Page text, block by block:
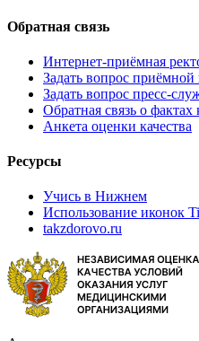
Обратная связь
Интернет-приёмная
Задать вопрос приёмной
Задать вопрос пресс-
Обратная связь о
Анкета оценки качества
Ресурсы
Учись в Нижнем
Использование иконок
takzdorovo.ru